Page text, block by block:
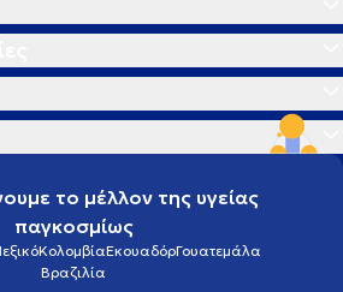
το μέλλον της υγείας
παγκοσμίως
ΚολομβίαΕκουαδόρΓουατεμάλα
Βραζιλία